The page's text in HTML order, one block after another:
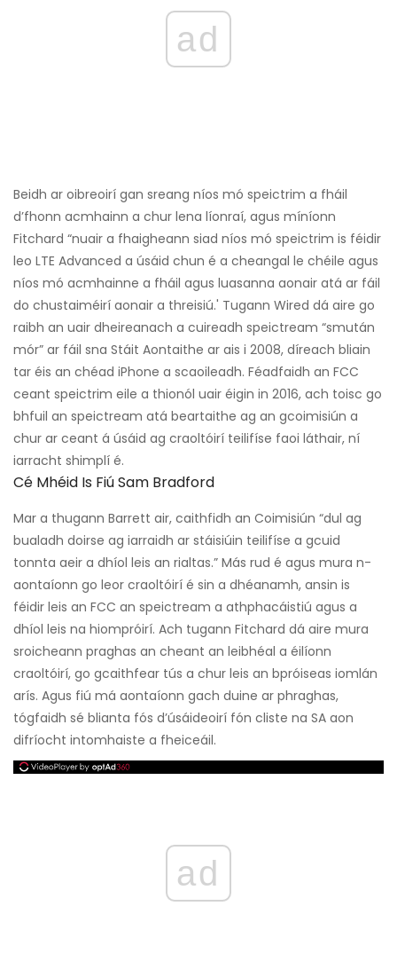
ad
Beidh ar oibreoirí gan sreang níos mó speictrim a fháil
d’fhonn acmhainn a chur lena líonraí, agus míníonn
Fitchard “nuair a fhaigheann siad níos mó speictrim is féidir
leo LTE Advanced a úsáid chun é a cheangal le chéile agus
níos mó acmhainne a fháil agus luasanna aonair atá ar fáil
do chustaiméirí aonair a threisiú.' Tugann Wired dá aire go
raibh an uair dheireanach a cuireadh speictream “smután
mór” ar fáil sna Stáit Aontaithe ar ais i 2008, díreach bliain
tar éis an chéad iPhone a scaoileadh. Féadfaidh an FCC
ceant speictrim eile a thionól uair éigin in 2016, ach toisc go
bhfuil an speictream atá beartaithe ag an gcoimisiún a
chur ar ceant á úsáid ag craoltóirí teilifíse faoi láthair, ní
iarracht shimplí é.
Cé Mhéid Is Fiú Sam Bradford
Mar a thugann Barrett air, caithfidh an Coimisiún “dul ag
bualadh doirse ag iarraidh ar stáisiúin teilifíse a gcuid
tonnta aeir a dhíol leis an rialtas.” Más rud é agus mura n-
aontaíonn go leor craoltóirí é sin a dhéanamh, ansin is
féidir leis an FCC an speictream a athphacáistiú agus a
dhíol leis na hiompróirí. Ach tugann Fitchard dá aire mura
sroicheann praghas an cheant an leibhéal a éilíonn
craoltóirí, go gcaithfear tús a chur leis an bpróiseas iomlán
arís. Agus fiú má aontaíonn gach duine ar phraghas,
tógfaidh sé blianta fós d’úsáideoirí fón cliste na SA aon
difríocht intomhaiste a fheiceáil.
ad